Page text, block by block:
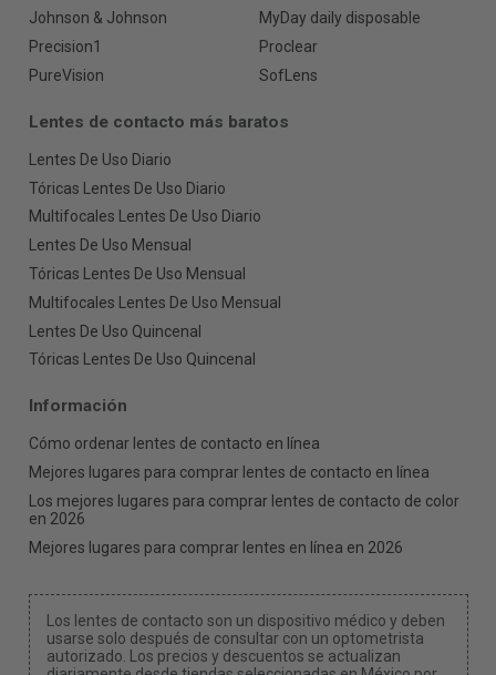
Johnson & Johnson
MyDay daily disposable
Precision1
Proclear
PureVision
SofLens
Lentes de contacto más baratos
Lentes De Uso Diario
Tóricas Lentes De Uso Diario
Multifocales Lentes De Uso Diario
Lentes De Uso Mensual
Tóricas Lentes De Uso Mensual
Multifocales Lentes De Uso Mensual
Lentes De Uso Quincenal
Tóricas Lentes De Uso Quincenal
Información
Cómo ordenar lentes de contacto en línea
Mejores lugares para comprar lentes de contacto en línea
Los mejores lugares para comprar lentes de contacto de color
en 2026
Mejores lugares para comprar lentes en línea en 2026
Los lentes de contacto son un dispositivo médico y deben
usarse solo después de consultar con un optometrista
autorizado. Los precios y descuentos se actualizan